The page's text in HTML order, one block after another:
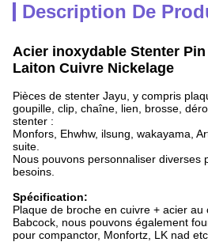
Description De
Acier inoxydable Stenter
Laiton Cuivre Nickelage
Pièces de stenter Jayu, y compris
goupille, clip, chaîne, lien, brosse,
stenter :
Monfors, Ehwhw, ilsung, wakayama,
suite.
Nous pouvons personnaliser diverses
besoins.
Spécification:
Plaque de broche en cuivre + acier
Babcock, nous pouvons également
pour companctor, Monfortz, LK nad etc.